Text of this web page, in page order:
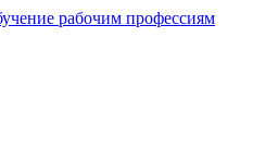
рабочим профессиям